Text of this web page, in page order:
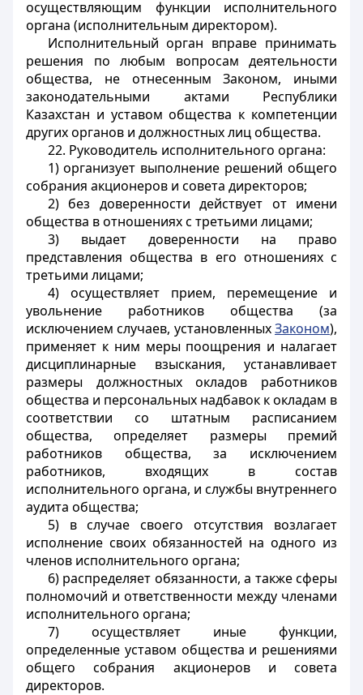
осуществляющим функции исполнительного
органа (исполнительным директором).
Исполнительный орган вправе принимать
решения по любым вопросам деятельности
общества, не отнесенным Законом, иными
законодательными актами Республики
Казахстан и уставом общества к компетенции
других органов и должностных лиц общества.
22. Руководитель исполнительного органа:
1) организует выполнение решений общего
собрания акционеров и совета директоров;
2) без доверенности действует от имени
общества в отношениях с третьими лицами;
3) выдает доверенности на право
представления общества в его отношениях с
третьими лицами;
4) осуществляет прием, перемещение и
увольнение работников общества (за
исключением случаев, установленныхЗаконом),
применяет к ним меры поощрения и налагает
дисциплинарные взыскания, устанавливает
размеры должностных окладов работников
общества и персональных надбавок к окладам в
соответствии со штатным расписанием
общества, определяет размеры премий
работников общества, за исключением
работников, входящих в состав
исполнительного органа, и службы внутреннего
аудита общества;
5) в случае своего отсутствия возлагает
исполнение своих обязанностей на одного из
членов исполнительного органа;
6) распределяет обязанности, а также сферы
полномочий и ответственности между членами
исполнительного органа;
7) осуществляет иные функции,
определенные уставом общества и решениями
общего собрания акционеров и совета
директоров.